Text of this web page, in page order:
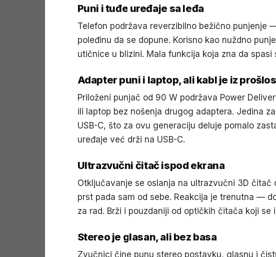
Puni i tuđe uređaje sa leđa
Telefon podržava reverzibilno bežično punjenje
poleđinu da se dopune. Korisno kao nuždno
utičnice u blizini. Mala funkcija koja zna da spasi
Adapter puni i laptop, ali kabl je iz
Priloženi punjač od 90 W podržava Power
ili laptop bez nošenja drugog adaptera. Jedina
USB-C, što za ovu generaciju deluje pomalo
uređaje već drži na USB-C.
Ultrazvučni čitač ispod ekrana
Otključavanje se oslanja na ultrazvučni 3D čitač
prst pada sam od sebe. Reakcija je trenutna —
za rad. Brži i pouzdaniji od optičkih čitača koji
Stereo je glasan, ali bez basa
Zvučnici čine punu stereo postavku, glasnu i